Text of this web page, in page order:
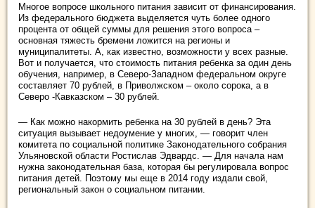
Многое вопросе школьного питания зависит от финансирования.
Из федерального бюджета выделяется чуть более одного
процента от общей суммы для решения этого вопроса –
основная тяжесть бремени ложится на регионы и
муниципалитеты. А, как известно, возможности у всех разные.
Вот и получается, что стоимость питания ребенка за один день
обучения, например, в Северо-Западном федеральном округе
составляет 70 рублей, в Приволжском – около сорока, а в
Северо -Кавказском – 30 рублей.
— Как можно накормить ребенка на 30 рублей в день? Эта
ситуация вызывает недоумение у многих, — говорит член
комитета по социальной политике Законодательного собрания
Ульяновской области Ростислав Эдвардс. — Для начала нам
нужна законодательная база, которая бы регулировала вопрос
питания детей. Поэтому мы еще в 2014 году издали свой,
региональный закон о социальном питании.